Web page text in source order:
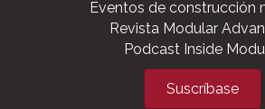
Únete a MBI
Support the Industry